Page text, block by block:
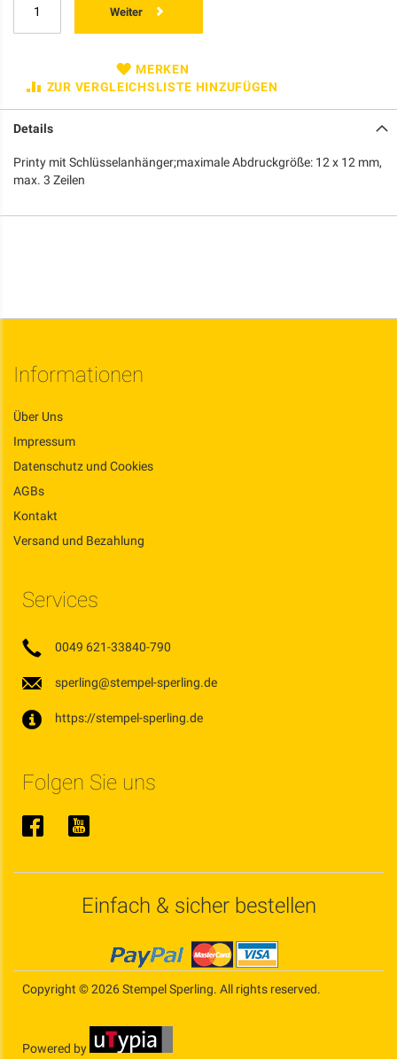
Weiter
MERKEN
ZUR VERGLEICHSLISTE HINZUFÜGEN
Details
Printy mit Schlüsselanhänger;maximale Abdruckgröße: 12 x 12 mm,
max. 3 Zeilen
Informationen
Über Uns
Impressum
Datenschutz und Cookies
AGBs
Kontakt
Versand und Bezahlung
Services
0049 621-33840-790
sperling@stempel-sperling.de
https://stempel-sperling.de
Folgen Sie uns
Einfach & sicher bestellen
Copyright © 2026 Stempel Sperling. All rights reserved.
Powered by